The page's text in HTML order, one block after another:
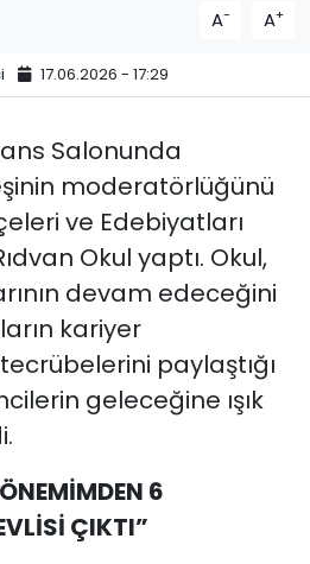
A- A+
17.06.2026 - 17:29
Salonunda
moderatörlüğünü
ve Edebiyatları
Okul yaptı. Okul,
devam edeceğini
kariyer
paylaştığı
geleceğine ışık
6
ÇIKTI”